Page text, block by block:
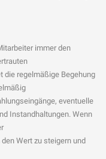
immer den
die regelmäßige Begehung
eventuelle
Instandhaltungen. Wenn
Wert zu steigern und